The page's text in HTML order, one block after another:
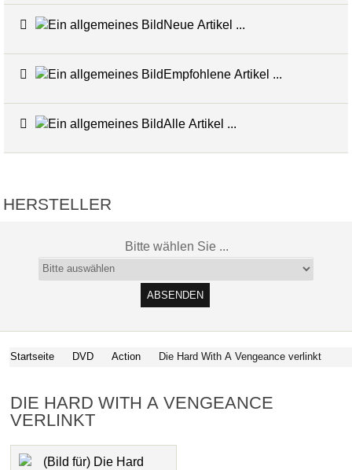
Neue Artikel ...
Empfohlene Artikel ...
Alle Artikel ...
HERSTELLER
Bitte wählen Sie ...
Startseite DVD Action Die Hard With A Vengeance verlinkt
DIE HARD WITH A VENGEANCE
VERLINKT